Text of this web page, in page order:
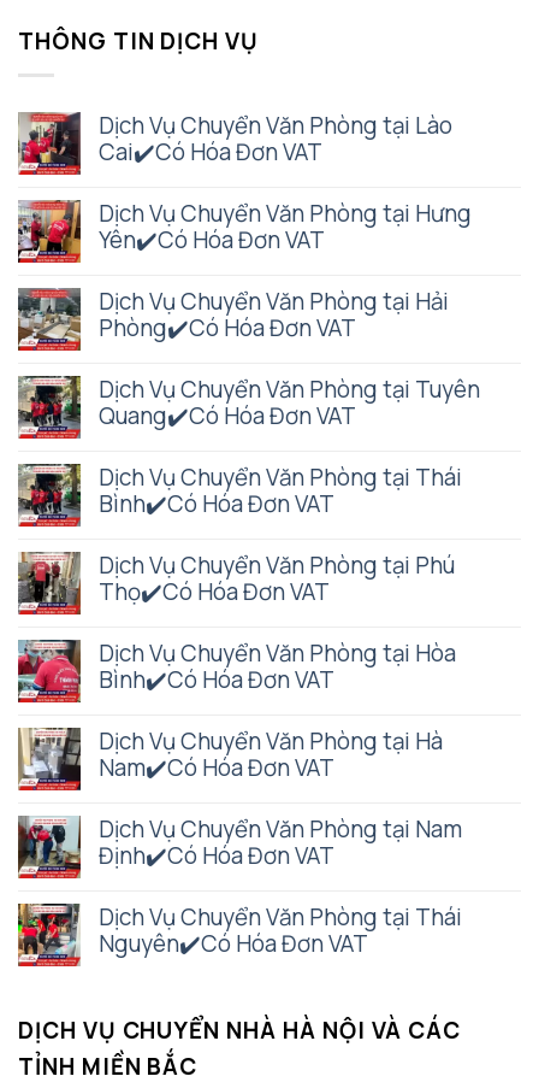
THÔNG TIN DỊCH VỤ
Dịch Vụ Chuyển Văn Phòng tại Lào
Cai✔️Có Hóa Đơn VAT
Dịch Vụ Chuyển Văn Phòng tại Hưng
Yên✔️Có Hóa Đơn VAT
Dịch Vụ Chuyển Văn Phòng tại Hải
Phòng✔️Có Hóa Đơn VAT
Dịch Vụ Chuyển Văn Phòng tại Tuyên
Quang✔️Có Hóa Đơn VAT
Dịch Vụ Chuyển Văn Phòng tại Thái
Bình✔️Có Hóa Đơn VAT
Dịch Vụ Chuyển Văn Phòng tại Phú
Thọ✔️Có Hóa Đơn VAT
Dịch Vụ Chuyển Văn Phòng tại Hòa
Bình✔️Có Hóa Đơn VAT
Dịch Vụ Chuyển Văn Phòng tại Hà
Nam✔️Có Hóa Đơn VAT
Dịch Vụ Chuyển Văn Phòng tại Nam
Định✔️Có Hóa Đơn VAT
Dịch Vụ Chuyển Văn Phòng tại Thái
Nguyên✔️Có Hóa Đơn VAT
DỊCH VỤ CHUYỂN NHÀ HÀ NỘI VÀ CÁC
TỈNH MIỀN BẮC